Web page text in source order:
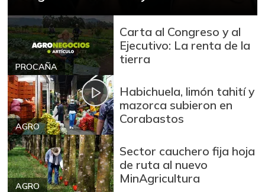
PROCAÑA
Carta al Congreso y al
Ejecutivo: La renta de la
tierra
AGRO
Habichuela, limón tahití y
mazorca subieron en
Corabastos
AGRO
Sector cauchero fija hoja
de ruta al nuevo
MinAgricultura